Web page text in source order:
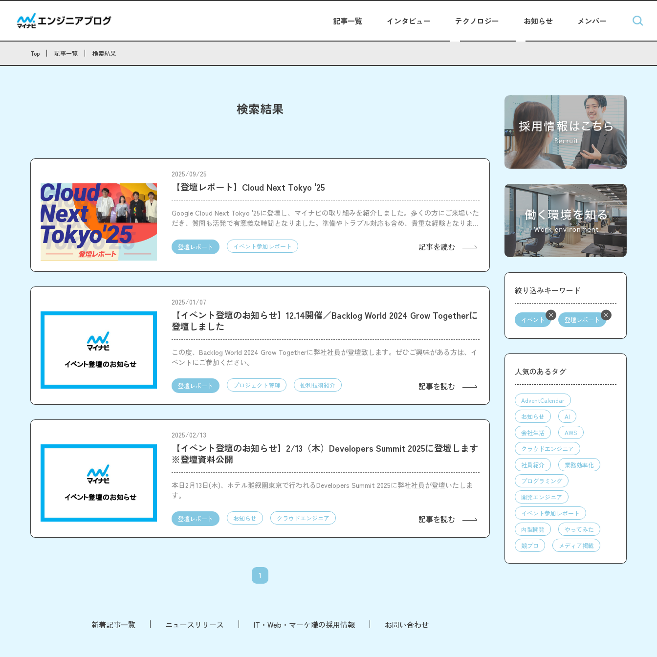
記事一覧 インタビュー テクノロジー お知らせ メンバー
Top 記事一覧 検索結果
検索結果
2025/09/25
【登壇レポート】Cloud Next Tokyo '25
Google Cloud Next Tokyo '25に登壇し、マイナビの取り組みを紹介しました。多くの方にご来場いた
だき、質問も活発で有意義な時間となりました。準備やトラブル対応も含め、貴重な経験となりまし
登壇レポート イベント参加レポート 記事を読む
2025/01/07
【イベント登壇のお知らせ】12.14開催／Backlog World 2024 Grow Togetherに
登壇しました
この度、Backlog World 2024 Grow Togetherに弊社社員が登壇致します。ぜひご興味がある方は、イ
ベントにご参加ください。
登壇レポート プロジェクト管理 便利技術紹介 記事を読む
2025/02/13
【イベント登壇のお知らせ】2/13（木）Developers Summit 2025に登壇します
※登壇資料公開
本日2月13日(木)、ホテル雅叙園東京で行われるDevelopers Summit 2025に弊社社員が登壇いたしま
す。
登壇レポート お知らせ クラウドエンジニア 記事を読む
1
新着記事一覧 ニュースリリース IT・Web・マーケ職の採用情報 お問い合わせ
絞り込みキーワード
イベント 登壇レポート
人気のあるタグ
AdventCalendar
お知らせ
AI
会社生活
AWS
クラウドエンジニア
社員紹介
業務効率化
プログラミング
開発エンジニア
イベント参加レポート
内製開発
やってみた
競プロ
メディア掲載